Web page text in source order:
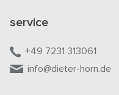
service
+49 7231 313061
info@dieter-horn.de